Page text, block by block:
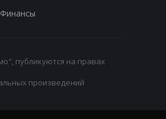
Финансы
публикуются на правах
произведений